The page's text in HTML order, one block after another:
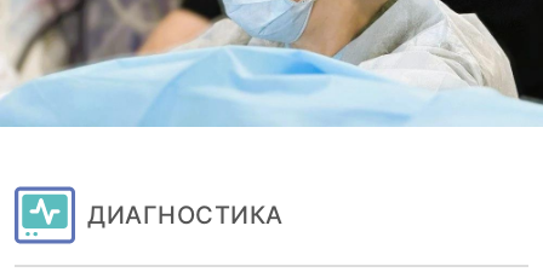
ДИАГНОСТИКА